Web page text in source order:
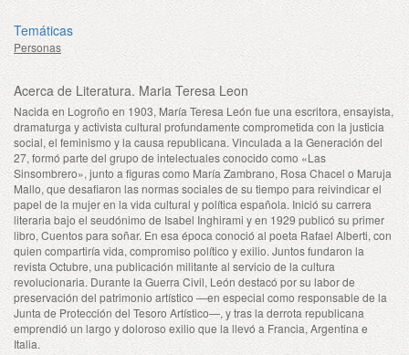
Temáticas
Personas
Acerca de Literatura. Maria Teresa Leon
Nacida en Logroño en 1903, María Teresa León fue una escritora, ensayista,
dramaturga y activista cultural profundamente comprometida con la justicia
social, el feminismo y la causa republicana. Vinculada a la Generación del
27, formó parte del grupo de intelectuales conocido como «Las
Sinsombrero», junto a figuras como María Zambrano, Rosa Chacel o Maruja
Mallo, que desafiaron las normas sociales de su tiempo para reivindicar el
papel de la mujer en la vida cultural y política española. Inició su carrera
literaria bajo el seudónimo de Isabel Inghirami y en 1929 publicó su primer
libro, Cuentos para soñar. En esa época conoció al poeta Rafael Alberti, con
quien compartiría vida, compromiso político y exilio. Juntos fundaron la
revista Octubre, una publicación militante al servicio de la cultura
revolucionaria. Durante la Guerra Civil, León destacó por su labor de
preservación del patrimonio artístico —en especial como responsable de la
Junta de Protección del Tesoro Artístico—, y tras la derrota republicana
emprendió un largo y doloroso exilio que la llevó a Francia, Argentina e
Italia.